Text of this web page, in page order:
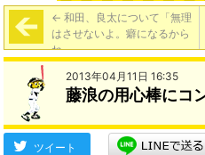
← 和田、良太について「無理
はさせないよ。癖になるから
ね。」
2013年04月11日 16:35
藤浪の用心棒にコ
ツイート